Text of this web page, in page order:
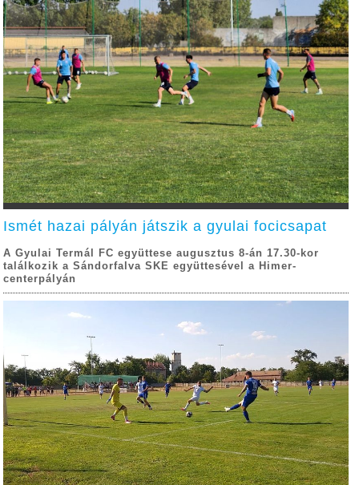
Ismét hazai pályán játszik a gyulai focicsapat
A Gyulai Termál FC együttese augusztus 8-án 17.30-kor
találkozik a Sándorfalva SKE együttesével a Himer-
centerpályán